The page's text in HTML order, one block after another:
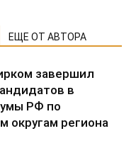
ЕЩЕ ОТ АВТОРА
завершил
в
РФ по
округам региона